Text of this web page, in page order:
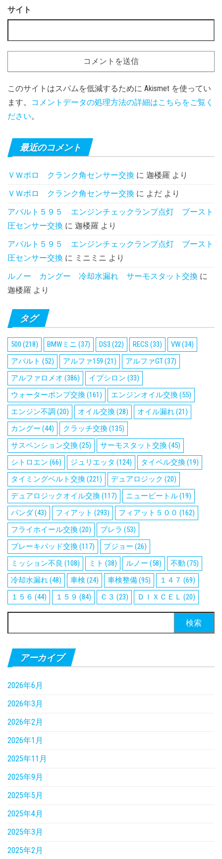
サイト
このサイトはスパムを低減するために Akismet を使ってい
ます。
コメントデータの処理方法の詳細はこちらをご覧く
ださい。
最近のコメント
ＶＷポロ クランク角センサー交換 に 迦楼羅 より
ＶＷポロ クランク角センサー交換 に よだ より
アバルト５９５ エンジンチェックランプ点灯 ブースト
圧センサー交換 に 迦楼羅 より
アバルト５９５ エンジンチェックランプ点灯 ブースト
圧センサー交換 に ミニミニ より
ルノー カングー 冷却水漏れ サーモスタット交換 に
迦楼羅 より
タグ
500 (218) BMWミニ (37) DS3 (22) RECS (33) VW(34)
アバルト (52) アルファ159 (21) アルファGT(37)
アルファロメオ (386) イプシロン (33)
ウォーターポンプ交換(161) エンジンオイル交換(55)
エンジン不調 (20) オイル交換(28) オイル漏れ(21)
カングー (44) クラッチ交換(135)
サスペンション交換(25) サーモスタット交換(45)
シトロエン (66) ジュリエッタ (124) タイベル交換(19)
タイミングベルト交換(221) デュアロジック (20)
デュアロジックオイル交換(117) ニュービートル(19)
パンダ(43) フィアット (293) フィアット５００ (162)
フライホイール交換(20) ブレラ (53)
ブレーキパッド交換(117) プジョー (26)
ミッション不良 (108) ミト (38) ルノー (58) 不動 (75)
冷却水漏れ(48) 車検 (24) 車検整備(95) １４７ (69)
１５６ (44) １５９ (84) Ｃ３ (23) ＤＩＸＣＥＬ (20)
索:
アーカイブ
2026年6月
2026年3月
2026年2月
2026年1月
2025年11月
2025年9月
2025年5月
2025年4月
2025年3月
2025年2月